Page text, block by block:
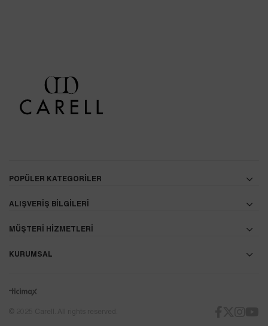
POPÜLER KATEGORİLER
ALIŞVERİŞ BİLGİLERİ
MÜŞTERİ HİZMETLERİ
KURUMSAL